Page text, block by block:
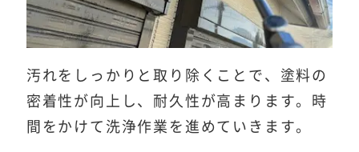
汚れをしっかりと取り除くことで、塗料の
密着性が向上し、耐久性が高まります。時
間をかけて洗浄作業を進めていきます。